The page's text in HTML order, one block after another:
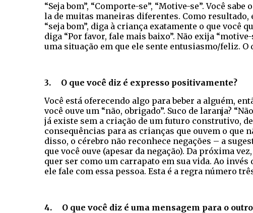
“Seja bom”, “Comporte-se”, “Motive-se”. Você
la de muitas maneiras diferentes. Como
“seja bom”, diga à criança exatamente o que você
diga “Por favor, fale mais baixo”. Não exija
uma situação em que ele sente entusiasmo/feliz.
3. O que você diz é expresso positivamente?
Você está oferecendo algo para beber a alguém,
você ouve um “não, obrigado”. Suco de laranja?
já existe sem a criação de um futuro construtivo,
consequências para as crianças que ouvem o que
disso, o cérebro não reconhece negações – a
que você ouve (apesar da negação). Da próxima
quer ser como um carrapato em sua vida. Ao
ele fale com essa pessoa. Esta é a regra número
4. O que você diz é uma mensagem para o